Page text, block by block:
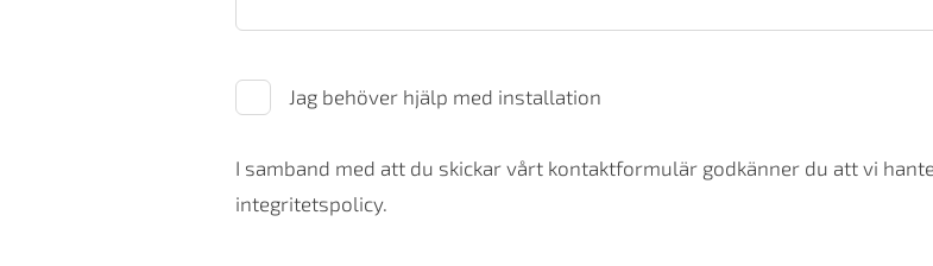
Jag behöver hjälp med installation
I samband med att du skickar vårt kontaktformulär godkänner du att vi
integritetspolicy.